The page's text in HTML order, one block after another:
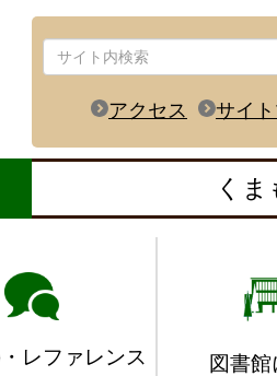
アクセス サイ
く
レファレンス 図書館